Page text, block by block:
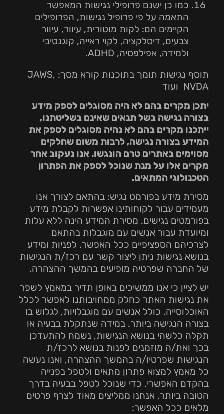
כמו כן ישנם פרופילי נגישות המאפשר
התאמה על פי פרופיל נגישות, הפרופילים
הקיימים הם: לקות מוטורית, עיוור, עיוור
צבעים, דיסלקציה, לקוי ראייה, קוגנטיבי
ולמידה, אפילפסיה, ADHD.
תוסף נגישות תומך בתוכנות קורא מסך: JAWS,
NVDA ועוד
יתכן מקרים בהם לא היה מסוגלים לספק מידע
בצורה נגישה בשל תנאים שאינם בשליטתנו,
ייתכנו מקרים בהם לא נהיה מסוגלים לספק את
המידע בצורה נגישה, לרבות משום שחלקים
מסוימים באתרים טרם הונגשו. אנו נעקוב אחר
מקרים אלו על מנת שנוכל לספק את הפתרון
הטכנולוגי המתאים.
מסירת מידע בפורמט נגיש: בהתאם לצורך אנו
מעמידים עבור לקוחותינו אפשרות לקבלת מידע
בפורמטים נגישים. מסירת המידע הינה ללא עלות
ומיועדת עבור אנשים עם מוגבלות בהתאם
לצרכיהם הספציפיים ככל האפשר. לפניות ומידע
בנושא נגישות ניתן ליצור קשר עם רכז/ת הנגישות
של החברה שפרטיה מופיעים בהמשך ההצהרה.
יש לציין כי אנו ממשיכים באופן תדיר במאמץ לשפר
את נגישות האתר כחלק ממחויבותנו לאפשר לכלל
האוכלוסייה, כולל אנשים עם מוגבלויות, לגלוש בו
בצורה הנגישה ביותר. במידה שנתקלת בבעיה או
תקלה כלשהי בנושא הנגישות, נשמח להתעדכן
בכך ואת/ה מוזמנים לפנות בנושא לרכז/ת
הנגישות שפרטיו/ה בהמשך ההצהרה, ואנו נעשה
כל מאמץ למצוא פתרון מתאים ולטפל בפנייה
בהקדם האפשרי. כדי שנוכל לטפל בבעיה בדרך
הטובה ביותר, אנחנו ממליצים מאוד לצרף פרטים
מלאים ככל האפשר: